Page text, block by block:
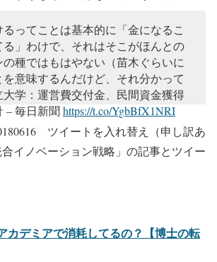
っさん (@tsuyomiyakawa)2018年6
ってことは基本的に「金になるこ
る」わけで、それはそこがほんとの
種ではもはやない（苗木ぐらいに
意味するんだけど、それ分かって
学：運営費交付金、民間資金獲得
毎日新聞 https://t.co/YgbBfX1NRI
2018年6月15日
ツイートを入れ替え（申し訳あ
イノベーション戦略」の記事とツイー
カデミアで消耗してるの？【博士の転